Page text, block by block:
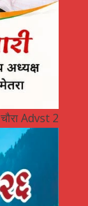
चौरा Advst 2